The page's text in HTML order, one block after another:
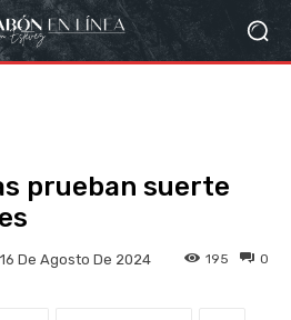
prueban suerte
16 De Agosto De 2024 0
195